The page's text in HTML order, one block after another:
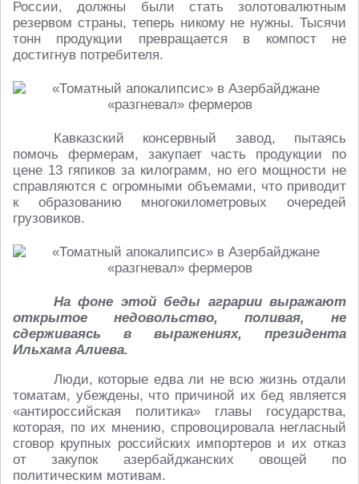
России, должны были стать золотовалютным
резервом страны, теперь никому не нужны. Тысячи
тонн продукции превращается в компост не
достигнув потребителя.
Кавказский консервный завод, пытаясь
помочь фермерам, закупает часть продукции по
цене 13 гяпиков за килограмм, но его мощности не
справляются с огромными объемами, что приводит
к образованию многокилометровых очередей
грузовиков.
На фоне этой беды аграрии выражают
открытое недовольство, поливая, не
сдерживаясь в выражениях, президента
Ильхама Алиева.
Люди, которые едва ли не всю жизнь отдали
томатам, убеждены, что причиной их бед является
«антироссийская политика» главы государства,
которая, по их мнению, спровоцировала негласный
сговор крупных российских импортеров и их отказ
от закупок азербайджанских овощей по
политическим мотивам.